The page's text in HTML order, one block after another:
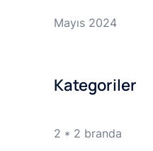
Mayıs 2024
Kategoriler
2 * 2 branda